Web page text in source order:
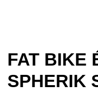
FAT BIKE
SPHERIK